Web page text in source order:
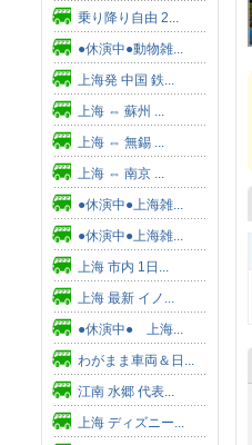
乗り降り自由 2...
●休演中●動物雑...
上海発 中国 鉄...
上海 ⇔ 蘇州 ...
上海 ⇔ 無錫 ...
上海 ⇔ 南京 ...
●休演中●上海雑...
●休演中●上海雑...
上海 市内 1日...
上海 最新 イノ...
●休演中● 上海...
わがまま車両＆日...
江南 水郷 代表...
上海 ディズニー...